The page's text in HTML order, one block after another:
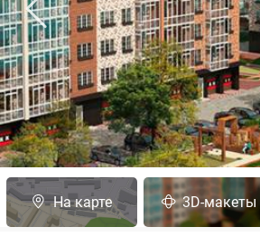
На карте 3D-макеты